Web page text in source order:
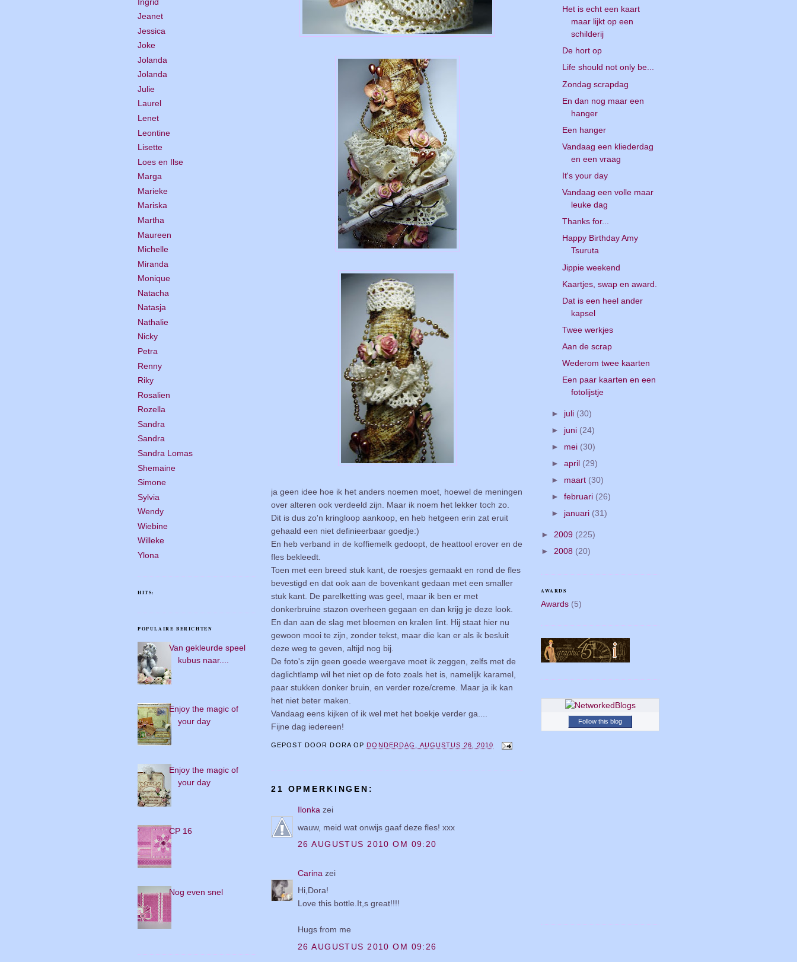
Jeanet
Jessica
Joke
Jolanda
Jolanda
Julie
Laurel
Lenet
Leontine
Lisette
Loes en Ilse
Marga
Marieke
Mariska
Martha
Maureen
Michelle
Miranda
Monique
Natacha
Natasja
Nathalie
Nicky
Petra
Renny
Riky
Rosalien
Rozella
Sandra
Sandra
Sandra Lomas
Shemaine
Simone
Sylvia
Wendy
Wiebine
Willeke
Ylona
HITS:
POPULAIRE BERICHTEN
Van gekleurde speel
kubus naar....
Enjoy the magic of
your day
Enjoy the magic of
your day
CP 16
Nog even snel
ja geen idee hoe ik het anders noemen moet, hoewel de meningen
over alteren ook verdeeld zijn. Maar ik noem het lekker toch zo.
Dit is dus zo'n kringloop aankoop, en heb hetgeen erin zat eruit
gehaald een niet definieerbaar goedje:)
En heb verband in de koffiemelk gedoopt, de heattool erover en de
fles bekleedt.
Toen met een breed stuk kant, de roesjes gemaakt en rond de fles
bevestigd en dat ook aan de bovenkant gedaan met een smaller
stuk kant. De parelketting was geel, maar ik ben er met
donkerbruine stazon overheen gegaan en dan krijg je deze look.
En dan aan de slag met bloemen en kralen lint. Hij staat hier nu
gewoon mooi te zijn, zonder tekst, maar die kan er als ik besluit
deze weg te geven, altijd nog bij.
De foto's zijn geen goede weergave moet ik zeggen, zelfs met de
daglichtlamp wil het niet op de foto zoals het is, namelijk karamel,
paar stukken donker bruin, en verder roze/creme. Maar ja ik kan
het niet beter maken.
Vandaag eens kijken of ik wel met het boekje verder ga....
Fijne dag iedereen!
GEPOST DOOR DORA OP DONDERDAG, AUGUSTUS 26, 2010
21 OPMERKINGEN:
Ilonka zei
wauw, meid wat onwijs gaaf deze fles! xxx
26 AUGUSTUS 2010 OM 09:20
Carina zei
Hi,Dora!
Love this bottle.It,s great!!!!
Hugs from me
26 AUGUSTUS 2010 OM 09:26
Het is echt een kaart
maar lijkt op een
schilderij
De hort op
Life should not only be...
Zondag scrapdag
En dan nog maar een
hanger
Een hanger
Vandaag een kliederdag
en een vraag
It's your day
Vandaag een volle maar
leuke dag
Thanks for...
Happy Birthday Amy
Tsuruta
Jippie weekend
Kaartjes, swap en award.
Dat is een heel ander
kapsel
Twee werkjes
Aan de scrap
Wederom twee kaarten
Een paar kaarten en een
fotolijstje
► juli (30)
► juni (24)
► mei (30)
►april (29)
► maart (30)
►februari (26)
► januari (31)
► 2009 (225)
► 2008 (20)
AWARDS
Awards (5)
Follow this blog